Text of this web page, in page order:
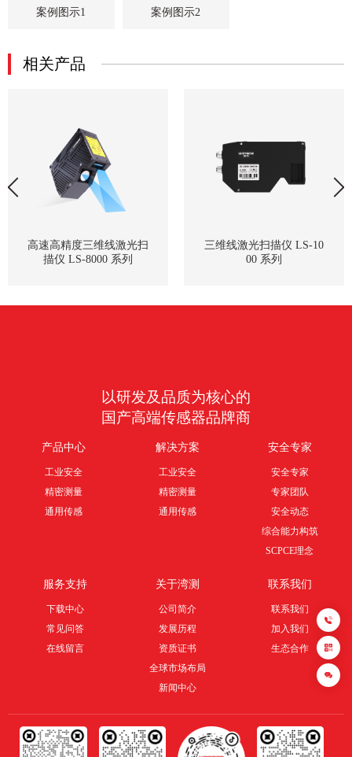
案例图示1 案例图示2
相关产品
高速高精度三维线激光扫
描仪 LS-8000 系列
三维线激光扫描仪 LS-10
00 系列
以研发及品质为核心的
国产高端传感器品牌商
产品中心
工业安全
精密测量
通用传感
解决方案
工业安全
精密测量
通用传感
安全专家
安全专家
专家团队
安全动态
综合能力构筑
SCPCE理念
服务支持
下载中心
常见问答
在线留言
关于湾测
公司简介
发展历程
资质证书
全球市场布局
新闻中心
联系我们
联系我们
加入我们
生态合作
0
8
8
3
1
提